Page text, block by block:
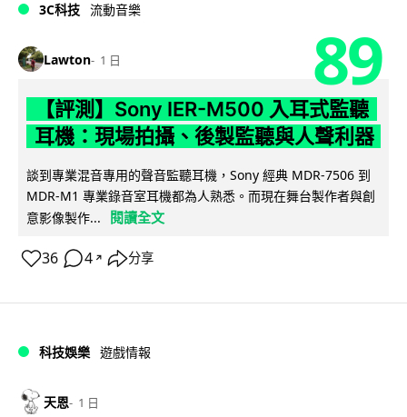
3C科技 流動音樂
Lawton 1 日 89
【評測】Sony IER-M500 入耳式監聽
耳機：現場拍攝、後製監聽與人聲利器
談到專業混音專用的聲音監聽耳機，Sony 經典 MDR-7506 到
MDR-M1 專業錄音室耳機都為人熟悉。而現在舞台製作者與創
意影像製作...
閱讀全文
36 4 ↗ 分享
科技娛樂 遊戲情報
天恩 1 日